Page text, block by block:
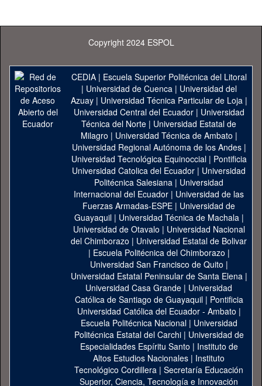
Copyright 2024 ESPOL
CEDIA| Escuela Superior Politécnica del Litoral
| Universidad de Cuenca| Universidad del
Azuay| Universidad Técnica Particular de Loja|
Universidad Central del Ecuador| Universidad
Técnica del Norte | Universidad Estatal de
Milagro | Universidad Técnica de Ambato |
Universidad Regional Autónoma de los Andes|
Universidad Tecnológica Equinoccial| Pontificia
Universidad Catolica del Ecuador | Universidad
Politécnica Salesiana | Universidad
Internacional del Ecuador | Universidad de las
Fuerzas Armadas-ESPE | Universidad de
Guayaquil| Universidad Técnica de Machala|
Universidad de Otavalo | Universidad Nacional
del Chimborazo | Universidad Estatal de Bolivar
| Escuela Politécnica del Chimborazo |
Universidad San Francisco de Quito |
Universidad Estatal Peninsular de Santa Elena|
Universidad Casa Grande | Universidad
Católica de Santiago de Guayaquil| Pontificia
Universidad Católica del Ecuador - Ambato |
Escuela Politécnica Nacional| Universidad
Politécnica Estatal del Carchi| Universidad de
Especialidades Espíritu Santo | Instituto de
Altos Estudios Nacionales | Instituto
Tecnológico Cordillera | Secretaría Educación
Superior, Ciencia, Tecnología e Innovación